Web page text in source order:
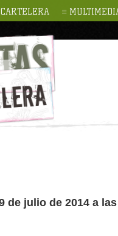
CARTELERA
de julio de 2014 a